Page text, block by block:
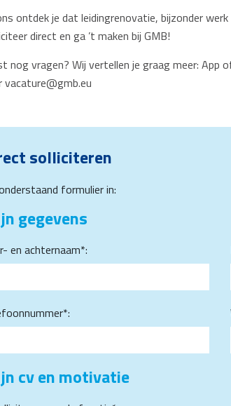
ontdek je dat leidingrenovatie, bijzonder
direct en ga ’t maken bij GMB!
nog vragen? Wij vertellen je graag meer:
vacature@gmb.eu
solliciteren
formulier in:
gegevens
en achternaam*:
cv en motivatie